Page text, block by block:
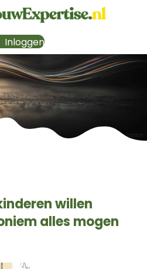
Inloggen
willen
alles mogen